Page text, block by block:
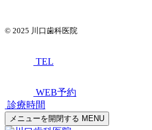
© 2025 川口歯科医院
TEL
WEB予約
診療時間
メニューを開閉する MENU